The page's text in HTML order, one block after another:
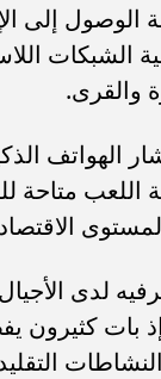
الوصول إلى
الشبكات
والقرى.
الهواتف
متاحة
لدى
بات كثيرون